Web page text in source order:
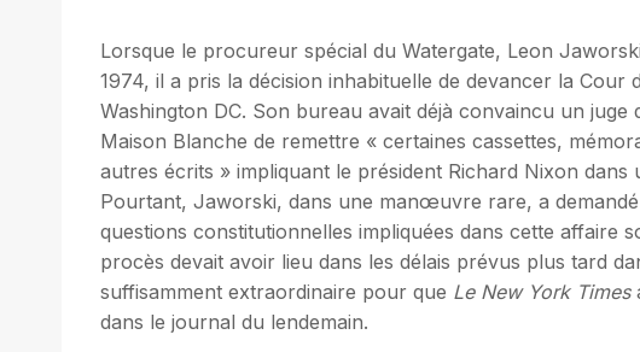
Lorsque le procureur spécial du Watergate, Leon
1974, il a pris la décision inhabituelle de devancer la Cour
Washington DC. Son bureau avait déjà convaincu un juge
Maison Blanche de remettre « certaines cassettes,
autres écrits » impliquant le président Richard Nixon
Pourtant, Jaworski, dans une manœuvre rare, a
questions constitutionnelles impliquées dans cette affaire
procès devait avoir lieu dans les délais prévus plus tard
suffisamment extraordinaire pour que Le New York Times
dans le journal du lendemain.